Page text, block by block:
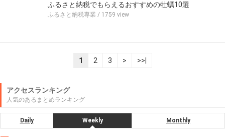
ふるさと納税でもらえるおすすめの牡蠣10選
ふるさと納税専業 / 1759 view
1 2 3 > >>|
アクセスランキング
人気のあるまとめランキング
Daily Weekly Monthly